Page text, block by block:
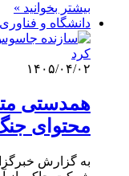
بیشتر بخوانید »
دانشگاه و
۱۴۰۵/۰۴/۰۲
همدستی
محتوای
به گزارش